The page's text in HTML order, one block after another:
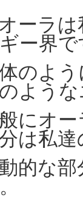
オーラ
ー界で
のよ
よう
にオ
は私
的な